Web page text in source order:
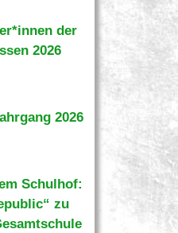
der
2026
2026
Schulhof:
zu